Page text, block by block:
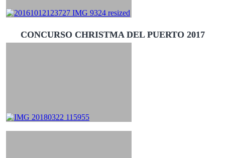
CONCURSO CHRISTMA DEL PUERTO 2017